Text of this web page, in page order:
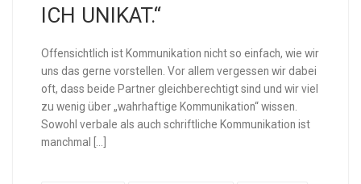
ICH UNIKAT.“
Offensichtlich ist Kommunikation nicht so einfach, wie wir
uns das gerne vorstellen. Vor allem vergessen wir dabei
oft, dass beide Partner gleichberechtigt sind und wir viel
zu wenig über „wahrhaftige Kommunikation“ wissen.
Sowohl verbale als auch schriftliche Kommunikation ist
manchmal […]